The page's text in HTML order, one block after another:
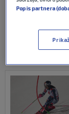
Popis partnera